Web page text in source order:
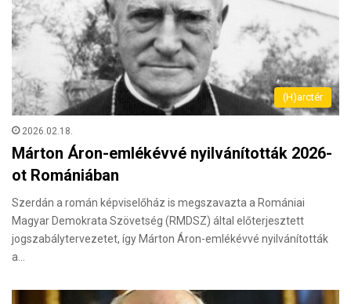
(H)arctér
2026.02.18.
Márton Áron-emlékévvé nyilvánították 2026-
ot Romániában
Szerdán a román képviselőház is megszavazta a Romániai
Magyar Demokrata Szövetség (RMDSZ) által előterjesztett
jogszabálytervezetet, így Márton Áron-emlékévvé nyilvánították
a…